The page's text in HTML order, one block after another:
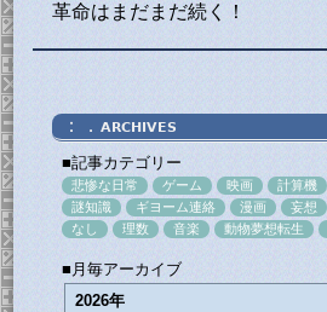
革命はまだまだ続く！
：．ARCHIVES
■記事カテゴリー
悲惨な日常 ゲーム 映画 計算機
謎知識
ギヨーム連絡 漫画 妄想
なし
理数 音楽 動物夢想転生
■月毎アーカイブ
2026年